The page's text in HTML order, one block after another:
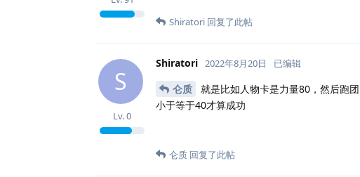
Shiratori 回复了此帖
S
Shiratori
Lv.0
2022年8月20日 已编辑
仑质
就是比如人物卡是力量80，然后跑
小于等于40才算成功
仑质 回复了此帖